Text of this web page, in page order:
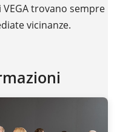
trovano sempre
vicinanze.